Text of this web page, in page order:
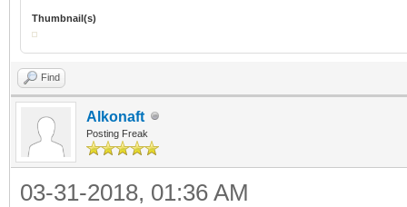
Thumbnail(s)
Find
Alkonaft
Posting Freak
03-31-2018, 01:36 AM